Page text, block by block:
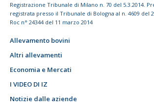
Registrazione Tribunale di Milano n. 70 del 5.3.2014.
registrata presso il Tribunale di Bologna al n. 4609 del
Roc n° 24344 del 11 marzo 2014
Allevamento bovini
Altri allevamenti
Economia e Mercati
I VIDEO DI IZ
Notizie dalle aziende